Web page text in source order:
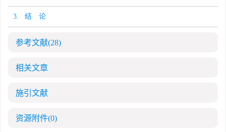
3. 结 论
参考文献(28)
相关文章
施引文献
资源附件(0)